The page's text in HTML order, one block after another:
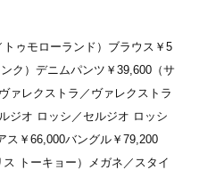
ゥモローランド）ブラウス￥5
ク）デニムパンツ￥39,600（サ
ァレクストラ／ヴァレクストラ
ジオ ロッシ／セルジオ ロッシ
ス￥66,000バングル￥79,200
ス トーキョー）メガネ／スタイ